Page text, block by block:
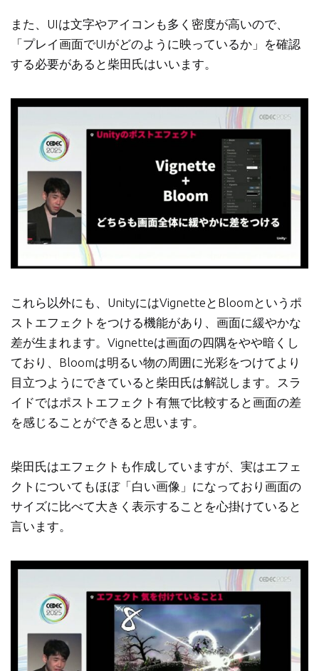
また、UIは文字やアイコンも多く密度が高いので、
「プレイ画面でUIがどのように映っているか」を確認
する必要があると柴田氏はいいます。
これら以外にも、UnityにはVignetteとBloomというポ
ストエフェクトをつける機能があり、画面に緩やかな
差が生まれます。Vignetteは画面の四隅をやや暗くし
ており、Bloomは明るい物の周囲に光彩をつけてより
目立つようにできていると柴田氏は解説します。スラ
イドではポストエフェクト有無で比較すると画面の差
を感じることができると思います。
柴田氏はエフェクトも作成していますが、実はエフェ
クトについてもほぼ「白い画像」になっており画面の
サイズに比べて大きく表示することを心掛けていると
言います。